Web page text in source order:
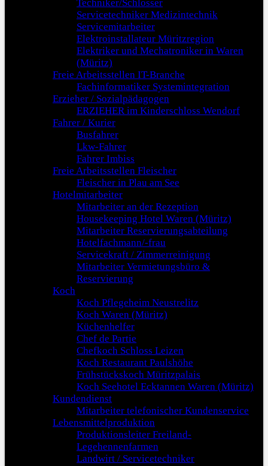
Techniker/Schlosser
Servicetechniker Medizintechnik
Servicemitarbeiter
Elektroinstallateur Müritzregion
Elektriker und Mechatroniker in Waren
(Müritz)
Freie Arbeitsstellen IT-Branche
Fachinformatiker Systemintegration
Erzieher / Sozialpädagogen
ERZIEHER im Kinderschloss Wendorf
Fahrer / Kurier
Busfahrer
Lkw-Fahrer
Fahrer Imbiss
Freie Arbeitsstellen Fleischer
Fleischer in Plau am See
Hotelmitarbeiter
Mitarbeiter an der Rezeption
Housekeeping Hotel Waren (Müritz)
Mitarbeiter Reservierungsabteilung
Hotelfachmann/-frau
Servicekraft / Zimmerreinigung
Mitarbeiter Vermietungsbüro &
Reservierung
Koch
Koch Pflegeheim Neustrelitz
Koch Waren (Müritz)
Küchenhelfer
Chef de Partie
Chefkoch Schloss Leizen
Koch Restaurant Paulshöhe
Frühstückskoch Müritzpalais
Koch Seehotel Ecktannen Waren (Müritz)
Kundendienst
Mitarbeiter telefonischer Kundenservice
Lebensmittelproduktion
Produktionsleiter Freiland-
Legehennenfarmen
Landwirt / Servicetechniker